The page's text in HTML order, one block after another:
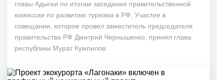
главы Адыгеи по итогам заседания правительственной
комиссии по развитию туризма в РФ. Участие в
совещании, которое провел заместитель председателя
правительства РФ Дмитрий Чернышенко, принял глава
республики Мурат Кумпилов.